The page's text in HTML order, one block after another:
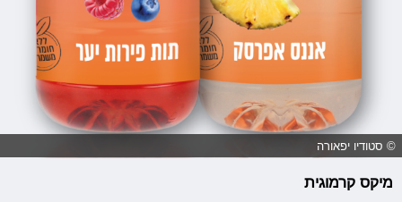
© סטודיו יפאורה
מיקס קרמוגית